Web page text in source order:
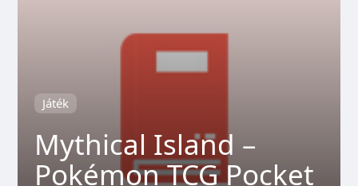
Játék
Mythical Island –
Pokémon TCG Pocket